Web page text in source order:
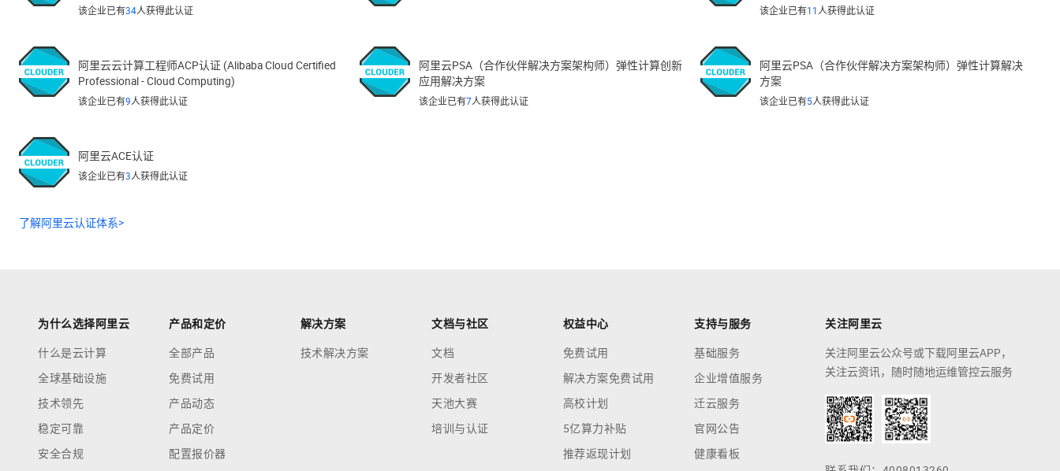
该企业已有34人获得此认证 该企业已有11 人获得此认证
阿里云云计算工程师ACP认证 (Alibaba Cloud Certified
Professional - Cloud Computing)
该企业已有9人获得此认证
阿里云PSA（合作伙伴解决方案架构师）弹性计算创新
应用解决方案
该企业已有7人获得此认证
阿里云PSA（合作伙伴解决方案架构师）弹性计算解决
方案
该企业已有5人获得此认证
阿里云ACE认证
该企业已有3人获得此认证
了解阿里云认证体系>
为什么选择阿里云
什么是云计算
全球基础设施
技术领先
稳定可靠
安全合规
产品和定价
全部产品
免费试用
产品动态
产品定价
配置报价器
解决方案
技术解决方案
文档与社区
文档
开发者社区
天池大赛
培训与认证
权益中心
免费试用
解决方案免费试用
高校计划
5亿算力补贴
推荐返现计划
支持与服务
基础服务
企业增值服务
迁云服务
官网公告
健康看板
关注阿里云
关注阿里云公众号或下载阿里云APP，
关注云资讯，随时随地运维管控云服务